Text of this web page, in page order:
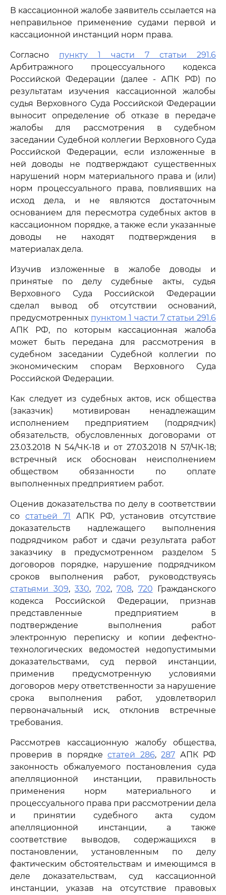
В кассационной жалобе заявитель ссылается на
неправильное применение судами первой и
кассационной инстанций норм права.
Согласно пункту 1 части 7 статьи 291.6
Арбитражного процессуального кодекса
Российской Федерации (далее - АПК РФ) по
результатам изучения кассационной жалобы
судья Верховного Суда Российской Федерации
выносит определение об отказе в передаче
жалобы для рассмотрения в судебном
заседании Судебной коллегии Верховного Суда
Российской Федерации, если изложенные в
ней доводы не подтверждают существенных
нарушений норм материального права и (или)
норм процессуального права, повлиявших на
исход дела, и не являются достаточным
основанием для пересмотра судебных актов в
кассационном порядке, а также если указанные
доводы не находят подтверждения в
материалах дела.
Изучив изложенные в жалобе доводы и
принятые по делу судебные акты, судья
Верховного Суда Российской Федерации
сделал вывод об отсутствии оснований,
предусмотренных пунктом 1 части 7 статьи 291.6
АПК РФ, по которым кассационная жалоба
может быть передана для рассмотрения в
судебном заседании Судебной коллегии по
экономическим спорам Верховного Суда
Российской Федерации.
Как следует из судебных актов, иск общества
(заказчик) мотивирован ненадлежащим
исполнением предприятием (подрядчик)
обязательств, обусловленных договорами от
23.03.2018 N 54/ЧК-18 и от 27.03.2018 N 57/ЧК-18;
встречный иск обоснован неисполнением
обществом обязанности по оплате
выполненных предприятием работ.
Оценив доказательства по делу в соответствии
со статьей 71
АПК РФ, установив отсутствие
доказательств надлежащего выполнения
подрядчиком работ и сдачи результата работ
заказчику в предусмотренном разделом 5
договоров порядке, нарушение подрядчиком
сроков выполнения работ, руководствуясь
статьями 309, 330, 702, 708, 720 Гражданского
кодекса Российской Федерации, признав
представленные предприятием в
подтверждение выполнения работ
электронную переписку и копии дефектно-
технологических ведомостей недопустимыми
доказательствами, суд первой инстанции,
применив предусмотренную условиями
договоров меру ответственности за нарушение
срока выполнения работ, удовлетворил
первоначальный иск, отклонив встречные
требования.
Рассмотрев кассационную жалобу общества,
проверив в порядкестатей 286,287 АПК РФ
законность обжалуемого постановления суда
апелляционной инстанции, правильность
применения норм материального и
процессуального права при рассмотрении дела
и принятии судебного акта судом
апелляционной инстанции, а также
соответствие выводов, содержащихся в
постановлении, установленным по делу
фактическим обстоятельствам и имеющимся в
деле доказательствам, суд кассационной
инстанции, указав на отсутствие правовых